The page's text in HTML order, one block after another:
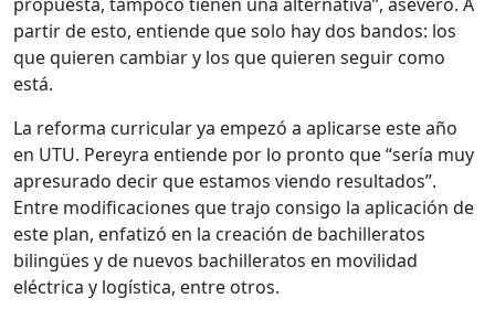
partir de esto, entiende que solo hay dos bandos: los
que quieren cambiar y los que quieren seguir como
está.
La reforma curricular ya empezó a aplicarse este año
en UTU. Pereyra entiende por lo pronto que “sería muy
apresurado decir que estamos viendo resultados”.
Entre modificaciones que trajo consigo la aplicación de
este plan, enfatizó en la creación de bachilleratos
bilingües y de nuevos bachilleratos en movilidad
eléctrica y logística, entre otros.